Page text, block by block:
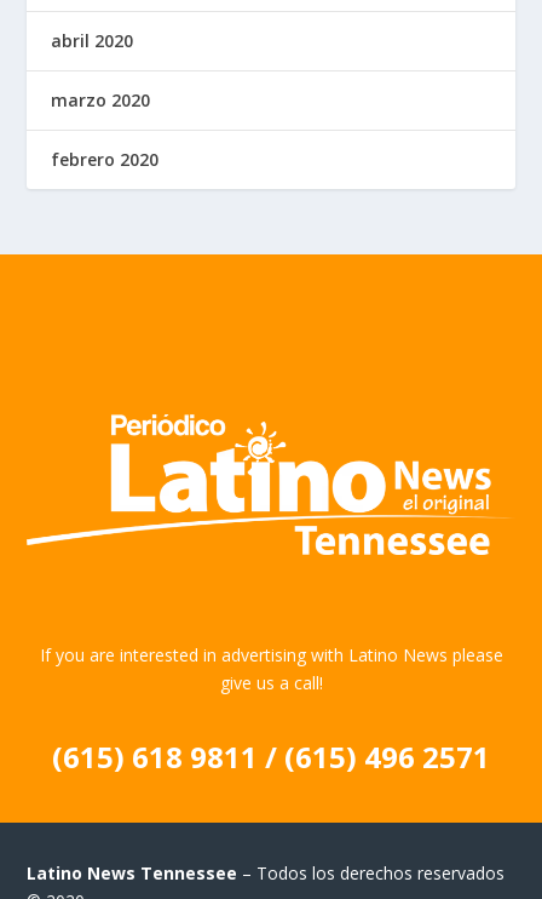
abril 2020
marzo 2020
febrero 2020
If you are interested in advertising with Latino News please
give us a call!
(615) 618 9811 / (615) 496 2571
Latino News Tennessee – Todos los derechos reservados